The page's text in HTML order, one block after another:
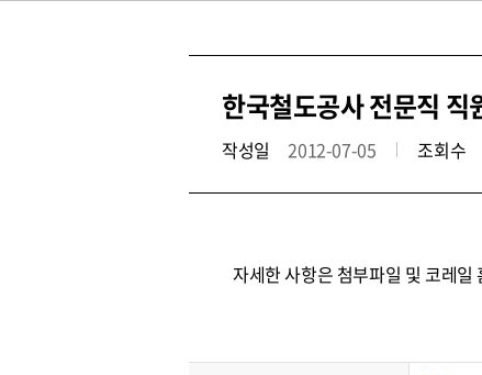
한국철도공사 전문직 직
작성일 2012-07-05 조회수
자세한 사항은 첨부파일 및 코레